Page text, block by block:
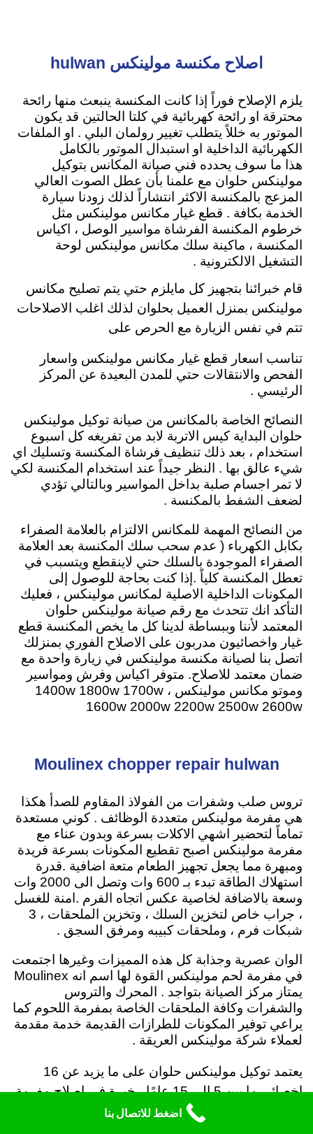
اصلاح مكنسة مولينكس hulwan
يلزم الإصلاح فوراً إذا كانت المكنسة ينبعث منها رائحة
محترقة او رائحة كهربائية في كلتا الحالتين قد يكون
الموتور به خللاً يتطلب تغيير رولمان البلي . او الملفات
الكهربائية الداخلية او استبدال الموتور بالكامل
هذا ما سوف يحدده فني صيانة المكانس بتوكيل
مولينكس حلوان مع علمنا بأن عطل الصوت العالي
المزعج بالمكنسة الاكثر انتشاراً لذلك زودنا سيارة
الخدمة بكافة . قطع غيار مكانس مولينكس مثل
خرطوم المكنسة الفرشاة مواسير الوصل ، اكياس
المكنسة ، ماكينة سلك مكانس مولينكس لوحة
التشغيل الالكترونية .
قام خبرائنا بتجهيز كل مايلزم حتي يتم تصليح مكانس
مولينكس بمنزل العميل بحلوان لذلك اغلب الاصلاحات
تتم في نفس الزيارة مع الحرص على
تناسب اسعار قطع غيار مكانس مولينكس واسعار
الفحص والانتقالات حتي للمدن البعيدة عن المركز
الرئيسي .
النصائح الخاصة بالمكانس من صيانة توكيل مولينكس
حلوان البداية كيس الاتربة لابد من تفريغه كل اسبوع
استخدام ، بعد ذلك تنظيف فرشاة المكنسة وتسليك اي
شيء عالق بها . النظر جيداً عند استخدام المكنسة لكي
لا تمر اجسام صلبة بداخل المواسير وبالتالي تؤدي
لضعف الشفط بالمكنسة .
من النصائح المهمة للمكانس الالتزام بالعلامة الصفراء
بكابل الكهرباء ( عدم سحب سلك المكنسة بعد العلامة
الصفراء الموجودة بالسلك حتي لاينقطع ويتسبب في
تعطل المكنسة كلياً .إذا كنت بحاجة للوصول إلى
المكونات الداخلية الاصلية لمكانس مولينكس ، فعليك
التأكد انك تتحدث مع رقم صيانة مولينكس حلوان
المعتمد لأننا وببساطة لدينا كل ما يخص المكنسة قطع
غيار واخصائيون مدربون على الاصلاح الفوري بمنزلك
اتصل بنا لصيانة مكنسة مولينكس في زيارة واحدة مع
ضمان معتمد للاصلاح. متوفر اكياس وفرش ومواسير
وموتو مكانس مولينكس ، 1400w 1800w 1700w
1600w 2000w 2200w 2500w 2600w
Moulinex chopper repair hulwan
تروس صلب وشفرات من الفولاذ المقاوم للصدأ هكذا
هي مفرمة مولينكس متعددة الوظائف . كوني مستعدة
تماماً لتحضير اشهي الاكلات بسرعة وبدون عناء مع
مفرمة مولينكس اصبح تقطيع المكونات بسرعة فريدة
ومبهرة مما يجعل تجهيز الطعام متعة اضافية .قدرة
استهلاك الطاقة تبدء بـ 600 وات وتصل الى 2000 وات
وسعة بالاضافة لخاصية عكس اتجاه الفرم .امنة للغسل
، جراب خاص لتخزين السلك ، وتخزين الملحقات ، 3
شبكات فرم ، وملحقات كبيبه ومرفق السجق .
الوان عصرية وجذابة كل هذه المميزات وغيرها اجتمعت
في مفرمة لحم مولينكس القوة لها اسم انه Moulinex
يمتاز مركز الصيانة بتواجد . المحرك والتروس
والشفرات وكافة الملحقات الخاصة بمفرمة اللحوم كما
يراعي توفير المكونات للطرازات القديمة خدمة مقدمة
لعملاء شركة مولينكس العريقة .
يعتمد توكيل مولينكس حلوان على ما يزيد عن 16
اخصائي ما بين 5 الى 15 عامًا . خبرة في اصلاح مفرمة
لحوم مولينكس لقد تم تدريب فريق الصيانه على
اضغط للاتصال بنا